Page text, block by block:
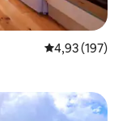
Keskmine
4,93 (197)